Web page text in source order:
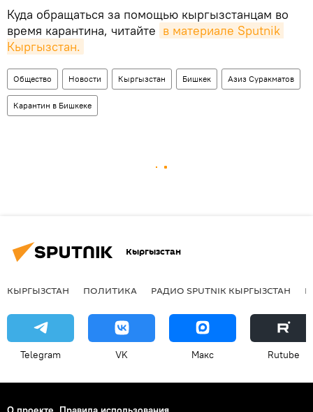
Куда обращаться за помощью кыргызстанцам во
время карантина, читайте в материале Sputnik
Кыргызстан.
Общество Новости Кыргызстан Бишкек Азиз Суракматов
Карантин в Бишкеке
Кыргызстан
КЫРГЫЗСТАН ПОЛИТИКА РАДИО SPUTNIK КЫРГЫЗСТАН
Telegram VK Макс Rutube